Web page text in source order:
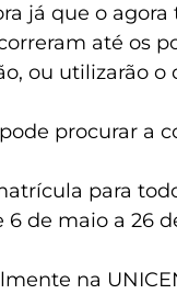
já que o
até os
ou utilizarão
procurar a
para
de maio a 26
na